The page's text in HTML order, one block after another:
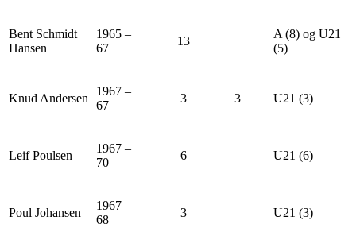
Bent Schmidt
Hansen
1965 –
67
13
A (8) og U21
(5)
Knud Andersen
1967 –
67
3 3 U21 (3)
Leif Poulsen
1967 –
70
6 U21 (6)
Poul Johansen
1967 –
68
3 U21 (3)